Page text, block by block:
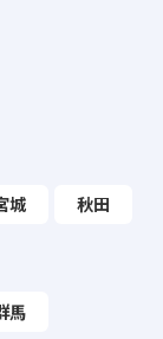
城 秋田
馬